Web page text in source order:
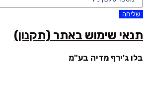
שליחה
תנאי שימוש באתר (תקנון)
בלו ג'ירף מדיה בע"מ